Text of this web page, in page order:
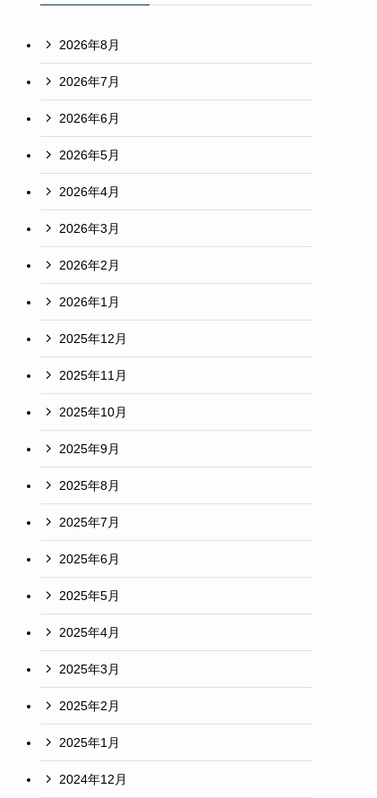
2026年8月
2026年7月
2026年6月
2026年5月
2026年4月
2026年3月
2026年2月
2026年1月
2025年12月
2025年11月
2025年10月
2025年9月
2025年8月
2025年7月
2025年6月
2025年5月
2025年4月
2025年3月
2025年2月
2025年1月
2024年12月